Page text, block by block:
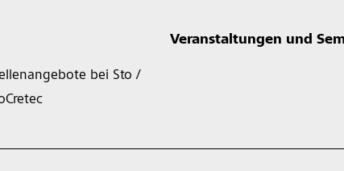
bei Sto /
Veranstaltungen und